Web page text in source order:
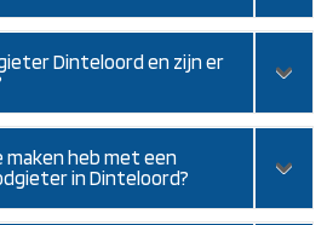
Dinteloord en zijn er
heb met een
in Dinteloord?